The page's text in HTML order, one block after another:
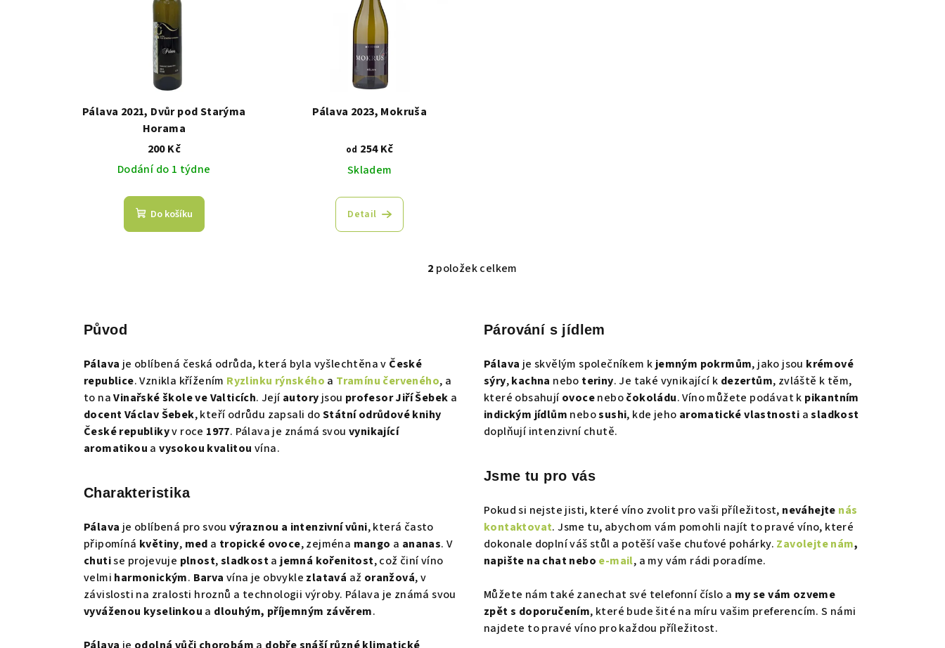
Pálava 2021, Dvůr pod Starýma
Horama
200 Kč
Dodání do 1 týdne
Do košíku
Pálava 2023, Mokruša
od 254 Kč
Skladem
Detail
O
2 položek celkem
Původ
Pálavaje oblíbená česká odrůda, která byla vyšlechtěna v České
republice. Vznikla křížením Ryzlinku rýnského a Tramínu červeného, a
to naVinařské škole ve Valticích. Jejíautoryjsou profesor Jiří Šebek a
docent Václav Šebek, kteří odrůdu zapsali doStátní odrůdové knihy
České republikyv roce 1977. Pálava je známá svouvynikající
aromatikou avysokou kvalitou vína.
Charakteristika
Pálavaje oblíbená pro svouvýraznou a intenzivní vůni, která často
připomíná květiny, med a tropické ovoce, zejména mango a ananas. V
chutise projevuje plnost,sladkostajemná kořenitost, což činí víno
velmi harmonickým. Barva vína je obvykle zlatavá až oranžová, v
závislosti na zralosti hroznů a technologii výroby. Pálava je známá svou
vyváženou kyselinkou a dlouhým, příjemným závěrem.
Párování s jídlem
Pálavaje skvělým společníkem kjemným pokrmům, jako jsou krémové
sýry,kachna nebo teriny. Je také vynikající k dezertům, zvláště k těm,
které obsahujíovocenebočokoládu. Víno můžete podávat k pikantním
indickým jídlům nebosushi, kde jeho aromatické vlastnosti asladkost
doplňují intenzivní chutě.
Jsme tu pro vás
Pokud si nejste jisti, které víno zvolit pro vaši příležitost, neváhejte nás
kontaktovat. Jsme tu, abychom vám pomohli najít to pravé víno, které
dokonale doplní váš stůl a potěší vaše chuťové pohárky. Zavolejte nám,
napište na chat nebo e-mail, a my vám rádi poradíme.
Můžete nám také zanechat své telefonní číslo a my se vám ozveme
zpět s doporučením, které bude šité na míru vašim preferencím. S námi
najdete to pravé víno pro každou příležitost.